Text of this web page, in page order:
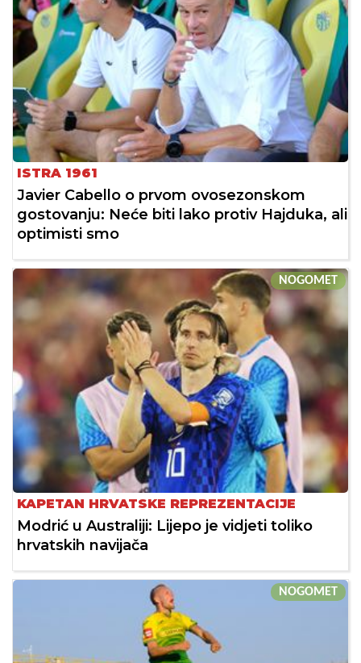
ISTRA 1961
Javier Cabello o prvom ovosezonskom
gostovanju: Neće biti lako protiv Hajduka, ali
optimisti smo
NOGOMET
KAPETAN HRVATSKE REPREZENTACIJE
Modrić u Australiji: Lijepo je vidjeti toliko
hrvatskih navijača
NOGOMET